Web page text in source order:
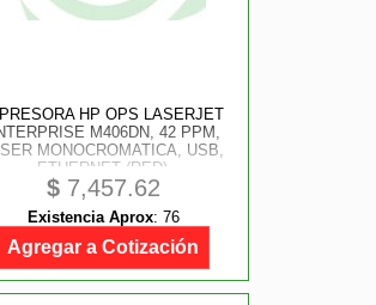
HP OPS LASERJET
M406DN, 42 PPM,
MONOCROMATICA, USB,
ETHERNET (RED)
$7,457.62
Existencia Aprox: 76
Agregar a Cotización